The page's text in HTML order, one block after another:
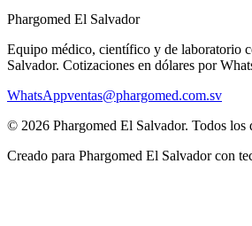
Phargomed El Salvador
Equipo médico, científico y de laboratorio
Salvador. Cotizaciones en dólares por
WhatsAppventas@phargomed.com.sv
© 2026 Phargomed El Salvador. Todos los
Creado para Phargomed El Salvadorcon